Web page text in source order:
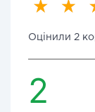
Оцінили 2
2